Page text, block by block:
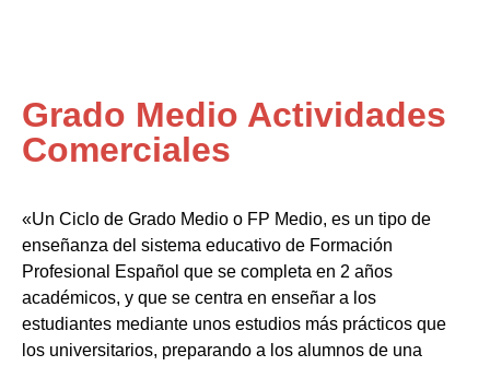
Grado Medio Actividades
Comerciales
«Un Ciclo de Grado Medio o FP Medio, es un tipo de
enseñanza del sistema educativo de Formación
Profesional Español que se completa en 2 años
académicos, y que se centra en enseñar a los
estudiantes mediante unos estudios más prácticos que
los universitarios, preparando a los alumnos de una